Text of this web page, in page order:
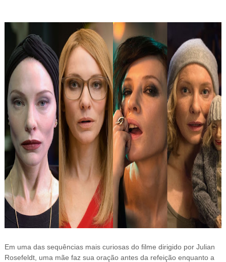
Em uma das sequências mais curiosas do filme dirigido por Julian
Rosefeldt, uma mãe faz sua oração antes da refeição enquanto a